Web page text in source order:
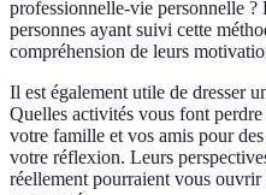
professionnelle-vie personnelle ?
personnes ayant suivi cette
compréhension de leurs
Il est également utile de dresser
Quelles activités vous font
votre famille et vos amis pour
votre réflexion. Leurs
réellement pourraient vous